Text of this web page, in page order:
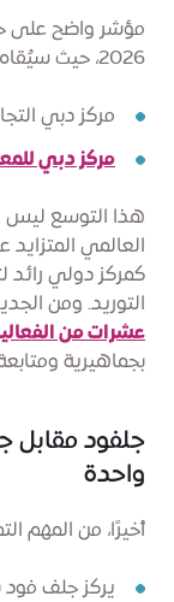
مؤشر واضح على
2026، حيث سيُقام لأول مرة في موقعين رئيسيين:
مركز دبي
مركز دبي
هذا التوسع ليس
العالمي
كمركز دولي رائد
التوريد. ومن
عشرات من
بجماهيرية
جلفود مقابل
واحدة
أخيرًا، من المهم
يركز جلف